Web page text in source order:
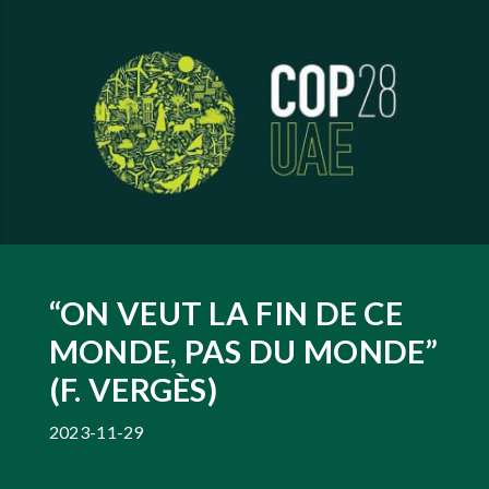
“ON VEUT LA FIN DE CE
MONDE, PAS DU MONDE”
(F. VERGÈS)
2023-11-29